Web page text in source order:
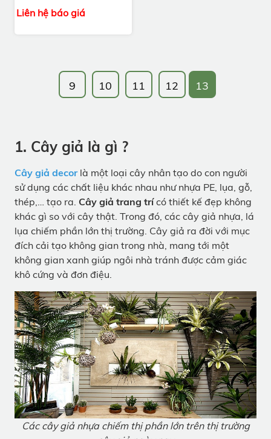
Liên hệ báo giá
9 10 11 12 13
1. Cây giả là gì ?
Cây giả decorlà một loại cây nhân tạo do con người
sử dụng các chất liệu khác nhau như nhựa PE, lụa, gỗ,
thép,… tạo ra. Cây giả trang trícó thiết kế đẹp không
khác gì so với cây thật. Trong đó, các cây giả nhựa, lá
lụa chiếm phần lớn thị trường. Cây giả ra đời với mục
đích cải tạo không gian trong nhà, mang tới một
không gian xanh giúp ngôi nhà tránh được cảm giác
khô cứng và đơn điệu.
Các cây giả nhựa chiếm thị phần lớn trên thị trường